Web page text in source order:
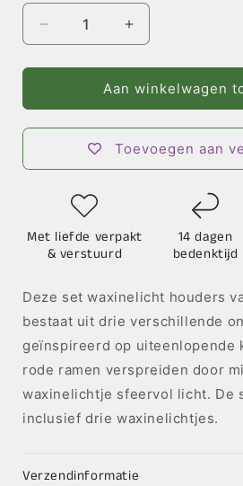
Aantal
verlagen
voor
Churches
Red
Light
Waxinelicht
Aantal
verhogen
voor
Churches
Red
Light
Waxinelicht
Aan winkelwagen
Toevoegen aan
Met liefde verpakt
& verstuurd
14 dagen
bedenktijd
Deze set waxinelicht houders
bestaat uit drie verschillende
geïnspireerd op uiteenlopende
rode ramen verspreiden door
waxinelichtje sfeervol licht. De
inclusief drie waxinelichtjes.
Verzendinformatie